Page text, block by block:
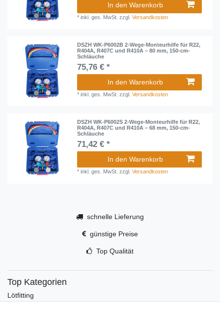
In den Warenkorb
*inkl. ges. MwSt. zzgl.Versandkosten
DSZH WK-P6002B 2-Wege-Monteurhilfe für R22,
R404A, R407C und R410A – 80 mm, 150-cm-
Schläuche
75,76 € *
In den Warenkorb
*inkl. ges. MwSt. zzgl.Versandkosten
DSZH WK-P6002S 2-Wege-Monteurhilfe für R22,
R404A, R407C und R410A – 68 mm, 150-cm-
Schläuche
71,42 € *
In den Warenkorb
*inkl. ges. MwSt. zzgl.Versandkosten
schnelle Lieferung
günstige Preise
Top Qualität
Top Kategorien
Lötfitting